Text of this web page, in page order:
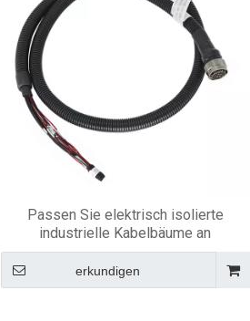
Passen Sie elektrisch isolierte
industrielle Kabelbäume an
erkundigen